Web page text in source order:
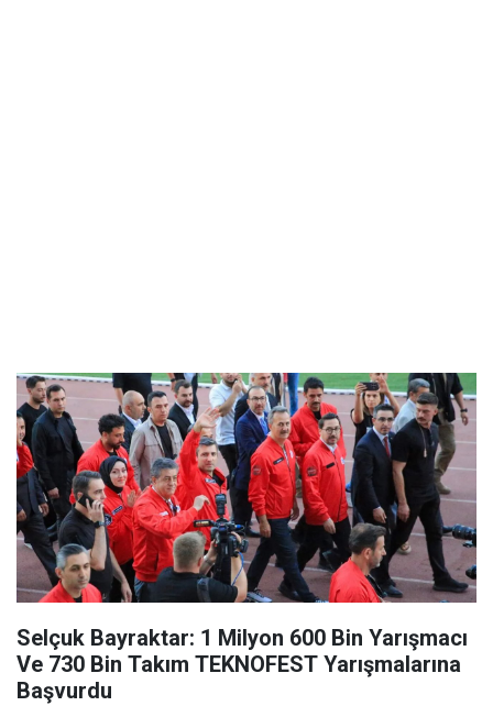
Selçuk Bayraktar: 1 Milyon 600 Bin Yarışmacı
Ve 730 Bin Takım TEKNOFEST Yarışmalarına
Başvurdu